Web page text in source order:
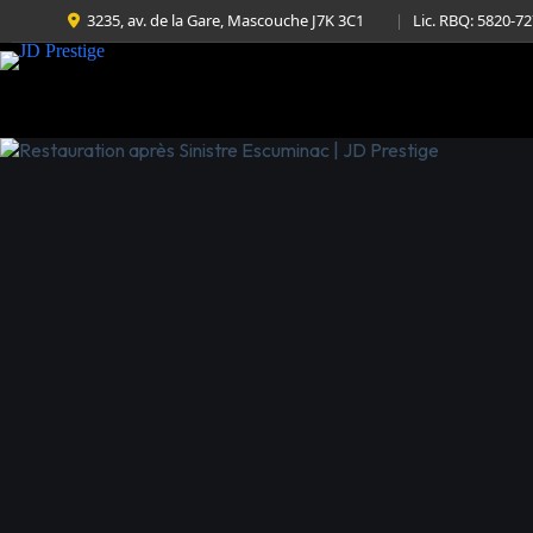
3235, av. de la Gare, Mascouche J7K 3C1 | Lic. RBQ: 5820-